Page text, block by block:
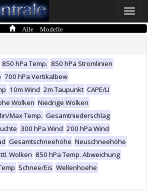
Toggle
Alle Modelle
850 hPa Temp. 850 hPa Stromlinien
700 hPa Vertikalbew
10m Wind 2m Taupunkt CAPE/LI
Wolken Niedrige Wolken
Max Temp. Gesamtniederschlag
300 hPa Wind 200 hPa Wind
Gesamtschneehöhe Neuschneehöhe
Wolken 850 hPa Temp. Abweichung
Schnee/Eis Wellenhoehe